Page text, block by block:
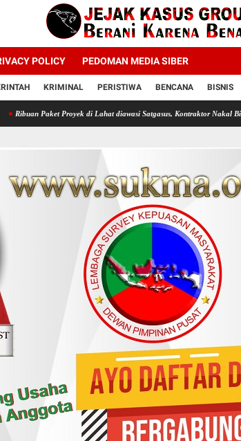
POLICY PEDOMAN MEDIA SIBER
KRIMINAL PERISTIWA BENCANA BISNIS
Proyek di Lahat diawasi Satgasus, Kontraktor Nakal Bisa Terancam Bui